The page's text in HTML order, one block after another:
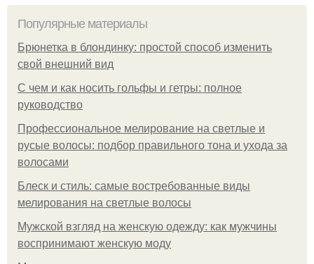
Популярные материалы
Брюнетка в блондинку: простой способ изменить
свой внешний вид
С чем и как носить гольфы и гетры: полное
руководство
Профессиональное мелирование на светлые и
русые волосы: подбор правильного тона и ухода за
волосами
Блеск и стиль: самые востребованные виды
мелирования на светлые волосы
Мужской взгляд на женскую одежду: как мужчины
воспринимают женскую моду